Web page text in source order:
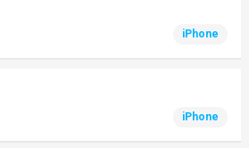
iPhone
iPhone